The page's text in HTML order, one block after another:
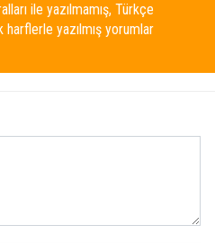
ile yazılmamış, Türkçe
harflerle yazılmış yorumlar